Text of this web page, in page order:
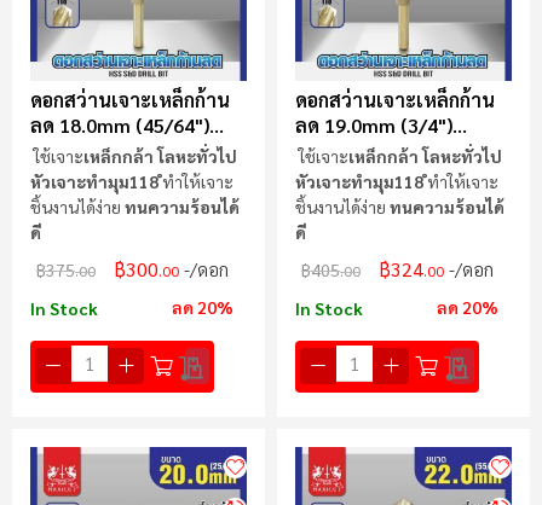
ดอกสว่านเจาะเหล็กก้าน
ลด 18.0mm (45/64")
MAXICUT
ใช้เจาะเหล็กกล้า โลหะทั่วไป
หัวเจาะทำมุม118 ํทำให้เจาะ
ชิ้นงานได้ง่าย ทนความร้อนได้
ดี
฿375.00 ฿300.00 /ดอก
In Stock ลด 20%
ดอกสว่านเจาะเหล็กก้าน
ลด 19.0mm (3/4")
MAXICUT
ใช้เจาะเหล็กกล้า โลหะทั่วไป
หัวเจาะทำมุม118 ํทำให้เจาะ
ชิ้นงานได้ง่าย ทนความร้อนได้
ดี
฿405.00 ฿324.00 /ดอก
In Stock ลด 20%